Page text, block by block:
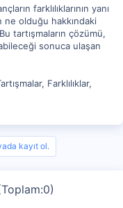
farklılıklarının yanı
ne olduğu hakkındaki
tartışmaların çözümü,
sonuca ulaşan
Farklılıklar,
kayıt ol.